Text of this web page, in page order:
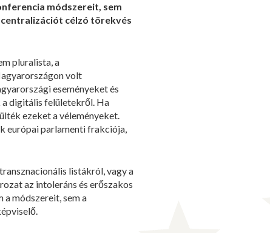
módszereit, sem
célzó törekvés
pluralista, a
volt
eseményeket és
digitális felületekről. Ha
ezeket a véleményeket.
európai parlamenti frakciója,
listákról, vagy a
az intoleráns és erőszakos
a módszereit, sem a